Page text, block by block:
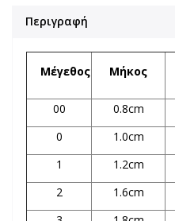
Περιγραφή
Μέγεθος Μήκος
00
0.8cm
0
1.0cm
1
1.2cm
2
1.6cm